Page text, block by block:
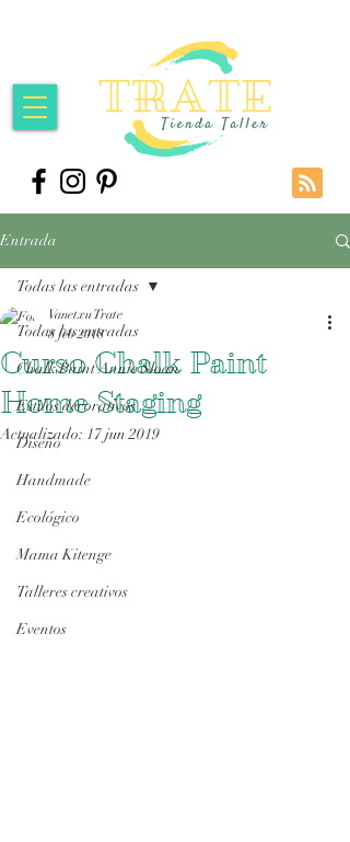
Entrada
Todas las entradas
Chalk Paint Annie Sloan
Estilos decorativos
Diseño
Handmade
Ecológico
Mama Kitenge
Talleres creativos
Eventos
Todas las entradas
Curso Chalk Paint
Home Staging
Vanetxu Trate
8 feb 2018
Actualizado: 17 jun 2019